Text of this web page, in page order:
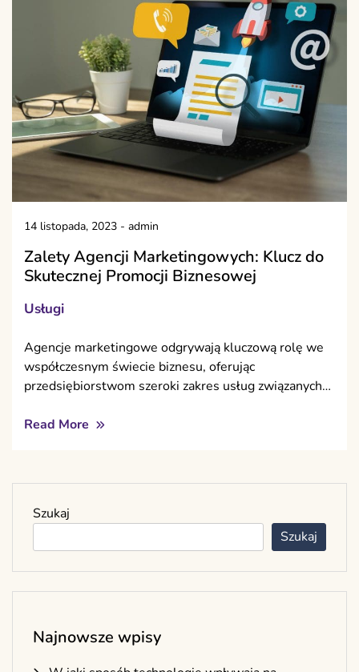
14 listopada, 2023 - admin
Zalety Agencji Marketingowych: Klucz do
Skutecznej Promocji Biznesowej
Usługi
Agencje marketingowe odgrywają kluczową rolę we
współczesnym świecie biznesu, oferując
przedsiębiorstwom szeroki zakres usług związanych…
Read More
Szukaj
Szukaj
Najnowsze wpisy